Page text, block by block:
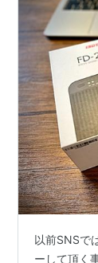
以前SNSで
ーして頂く